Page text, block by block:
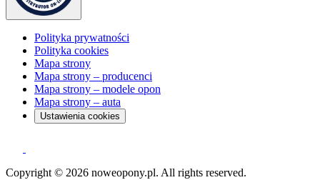
Polityka prywatności
Polityka cookies
Mapa strony
Mapa strony – producenci
Mapa strony – modele opon
Mapa strony – auta
Ustawienia cookies
Copyright © 2026 noweopony.pl. All rights reserved.